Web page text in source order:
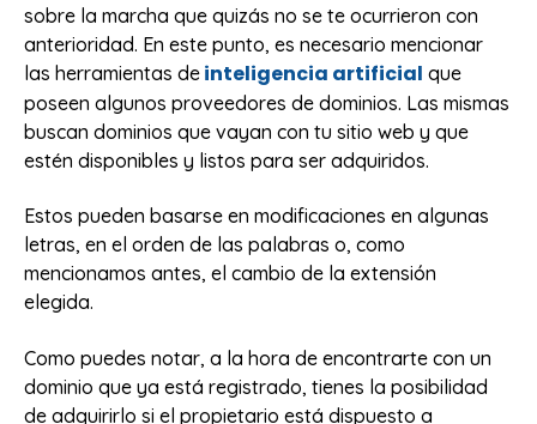
sobre la marcha que quizás no se te ocurrieron con
anterioridad. En este punto, es necesario mencionar
las herramientas de inteligencia artificial que
poseen algunos proveedores de dominios. Las mismas
buscan dominios que vayan con tu sitio web y que
estén disponibles y listos para ser adquiridos.
Estos pueden basarse en modificaciones en algunas
letras, en el orden de las palabras o, como
mencionamos antes, el cambio de la extensión
elegida.
Como puedes notar, a la hora de encontrarte con un
dominio que ya está registrado, tienes la posibilidad
de adquirirlo si el propietario está dispuesto a